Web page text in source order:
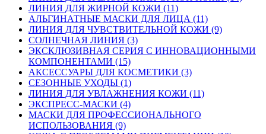
ЛИНИЯ ДЛЯ ЖИРНОЙ КОЖИ (11)
АЛЬГИНАТНЫЕ МАСКИ ДЛЯ ЛИЦА (11)
ЛИНИЯ ДЛЯ ЧУВСТВИТЕЛЬНОЙ КОЖИ (9)
СОЛНЕЧНАЯ ЛИНИЯ (3)
ЭКСКЛЮЗИВНАЯ СЕРИЯ С ИННОВАЦИОННЫМИ
КОМПОНЕНТАМИ (15)
АКСЕССУАРЫ ДЛЯ КОСМЕТИКИ (3)
СЕЗОННЫЕ УХОДЫ (1)
ЛИНИЯ ДЛЯ УВЛАЖНЕНИЯ КОЖИ (11)
ЭКСПРЕСС-МАСКИ (4)
МАСКИ ДЛЯ ПРОФЕССИОНАЛЬНОГО
ИСПОЛЬЗОВАНИЯ (9)